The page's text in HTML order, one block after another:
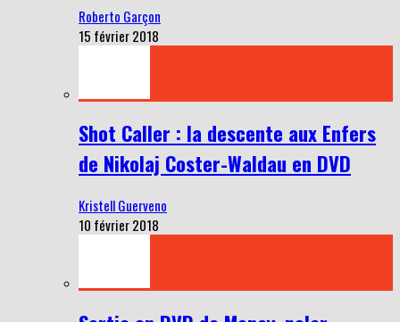
Roberto Garçon
15 février 2018
Shot Caller : la descente aux Enfers
de Nikolaj Coster-Waldau en DVD
Kristell Guerveno
10 février 2018